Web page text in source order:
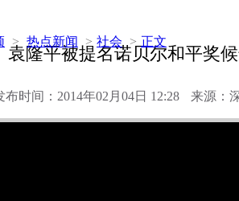
> 热点新闻 > 社会 > 正文
袁隆平被提名诺贝尔和平奖
布时间：2014年02月04日 12:28 来源：